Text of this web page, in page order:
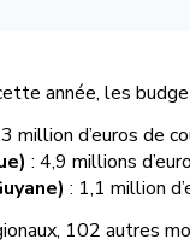
année, les
million d’euros de
: 4,9 millions
: 1,1 million
102 autres